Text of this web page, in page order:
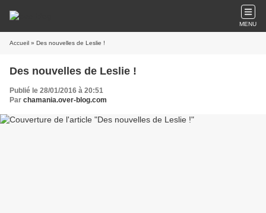
MENU
Accueil » Des nouvelles de Leslie !
Des nouvelles de Leslie !
Publié le 28/01/2016 à 20:51
Par chamania.over-blog.com